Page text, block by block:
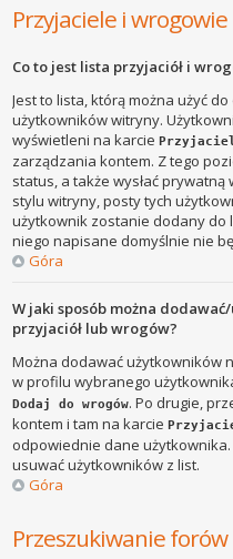
Przyjaciele i wrogowie
Co to jest lista przyjaciół i
Jest to lista, którą można użyć
użytkowników witryny.
wyświetleni na karcie
zarządzania kontem. Z tego
status, a także wysłać
stylu witryny, posty tych
użytkownik zostanie dodany do
niego napisane domyślnie nie
Góra
W jaki sposób można
przyjaciół lub wrogów?
Można dodawać użytkowników
w profilu wybranego
Dodaj do wrogów. Po drugie,
kontem i tam na karcie
odpowiednie dane
usuwać użytkowników z list.
Góra
Przeszukiwanie forów